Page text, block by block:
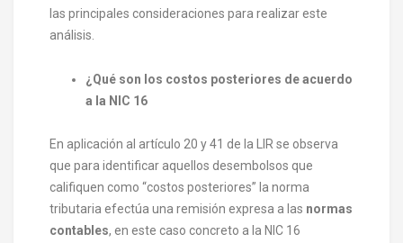
las principales consideraciones para realizar este
análisis.
¿Qué son los costos posteriores de acuerdo
a la NIC 16
En aplicación al artículo 20 y 41 de la LIR se observa
que para identificar aquellos desembolsos que
califiquen como “costos posteriores” la norma
tributaria efectúa una remisión expresa a las normas
contables, en este caso concreto a la NIC 16